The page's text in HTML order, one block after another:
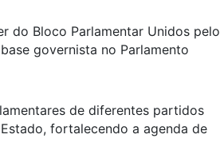
do Bloco Parlamentar Unidos pelo
governista no Parlamento
de diferentes partidos
fortalecendo a agenda de